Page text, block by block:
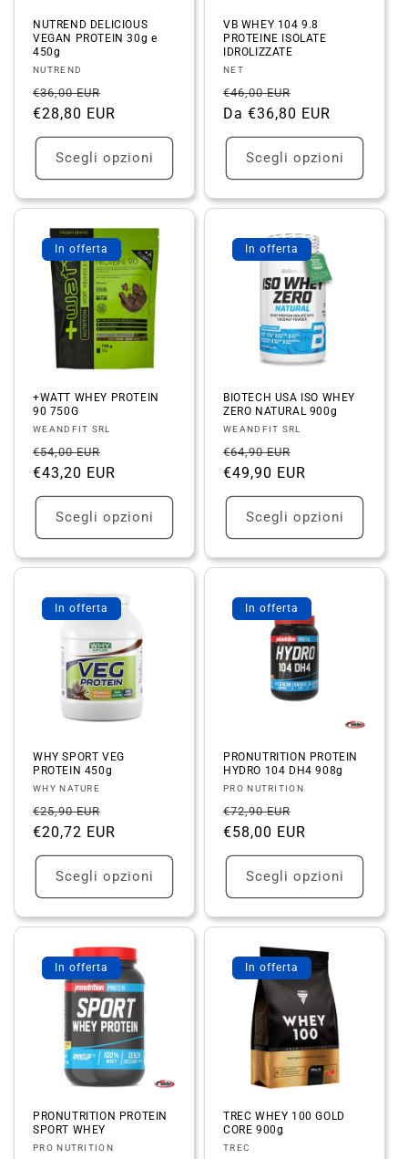
NUTREND DELICIOUS
VEGAN PROTEIN 30g e
450g
Fornitore:
NUTREND
Prezzo
di
listino
€36,00 EUR
scontato
€28,80 EUR
Scegli opzioni
VB WHEY 104 9.8
PROTEINE ISOLATE
IDROLIZZATE
Fornitore:
NET
Prezzo
di
listino
€46,00 EUR
scontato
Da €36,80 EUR
Scegli opzioni
In offerta
+WATT WHEY PROTEIN
90 750G
Fornitore:
WEANDFIT SRL
Prezzo
di
listino
€54,00 EUR
scontato
€43,20 EUR
Scegli opzioni
In offerta
BIOTECH USA ISO WHEY
ZERO NATURAL 900g
Fornitore:
WEANDFIT SRL
Prezzo
di
listino
€64,90 EUR
scontato
€49,90 EUR
Scegli opzioni
In offerta
WHY SPORT VEG
PROTEIN 450g
Fornitore:
WHY NATURE
Prezzo
di
listino
€25,90 EUR
scontato
€20,72 EUR
Scegli opzioni
In offerta
PRONUTRITION PROTEIN
HYDRO 104 DH4 908g
Fornitore:
PRO NUTRITION
Prezzo
di
listino
€72,90 EUR
scontato
€58,00 EUR
Scegli opzioni
In offerta
PRONUTRITION PROTEIN
SPORT WHEY
Fornitore:
PRO NUTRITION
In offerta
TREC WHEY 100 GOLD
CORE 900g
Fornitore:
TREC